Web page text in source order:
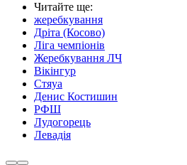
Читайте ще:
жеребкування
Дріта (Косово)
Ліга чемпіонів
Жеребкування ЛЧ
Вікінгур
Стяуа
Денис Костишин
РФШ
Лудогорець
Левадія